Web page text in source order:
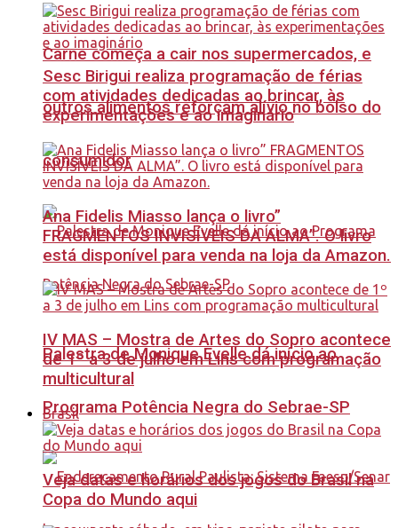
Carne começa a cair nos supermercados, e
outros alimentos reforçam alívio no bolso do
consumidor
Palestra de Monique Evelle dá início ao
Programa Potência Negra do Sebrae-SP
Sesc Birigui realiza programação de férias
com atividades dedicadas ao brincar, às
experimentações e ao imaginário
Ana Fidelis Miasso lança o livro”
FRAGMENTOS INVISÍVEIS DA ALMA”. O livro
está disponível para venda na loja da Amazon.
IV MAS – Mostra de Artes do Sopro acontece
de 1º a 3 de julho em Lins com programação
multicultural
Brasil
Veja datas e horários dos jogos do Brasil na
Copa do Mundo aqui